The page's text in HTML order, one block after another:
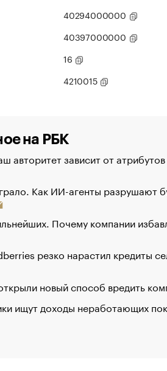
40294000000
40397000000
16
4210015
на РБК
авторитет зависит от
Как ИИ-агенты разрушают
Почему компании
резко нарастил кредиты
новый способ вредить
ищут доходы неработающих